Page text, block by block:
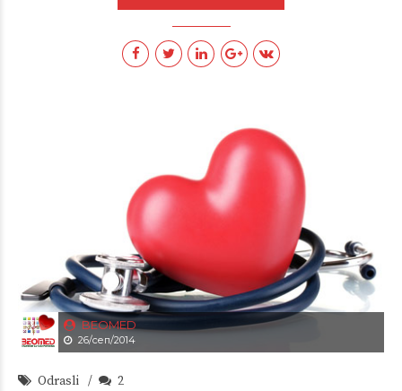
BEOMED
26/сеп/2014
Odrasli 2